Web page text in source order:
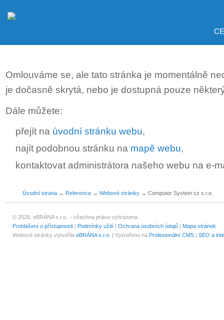
Omlouváme se, ale tato stránka je momentálně
je dočasně skrytá, nebo je dostupná pouze
Dále můžete:
přejít na úvodní stránku webu,
najít podobnou stránku na mapě webu,
kontaktovat administrátora našeho webu na e-
Úvodní strana → Reference → Webové stránky → Computer System cz s.r.o.
© 2026, eBRÁNA s.r.o. – všechna práva vyhrazena
Prohlášení o přístupnosti | Podmínky užití | Ochrana osobních údajů | Mapa stránek
Webové stránky vytvořila eBRÁNA s.r.o. | Vytvořeno na Profesionální CMS | SEO a